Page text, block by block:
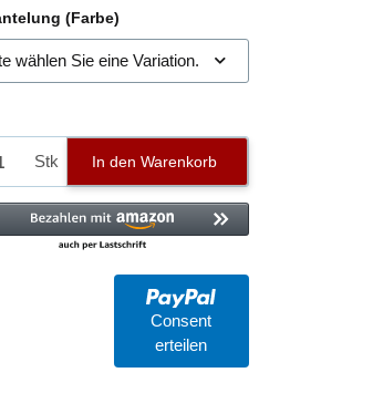
(Farbe)
wählen Sie eine Variation.
Stk In den Warenkorb
Consent
erteilen